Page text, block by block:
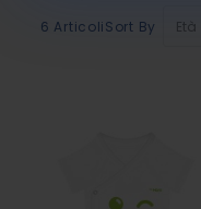
6 ArticoliSort By